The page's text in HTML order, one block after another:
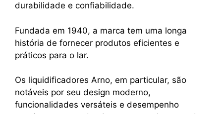
durabilidade e confiabilidade.
Fundada em 1940, a marca tem uma longa
história de fornecer produtos eficientes e
práticos para o lar.
Os liquidificadores Arno, em particular, são
notáveis por seu design moderno,
funcionalidades versáteis e desempenho